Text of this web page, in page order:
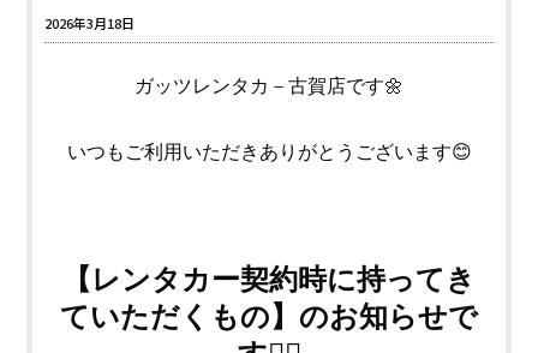
2026年3月18日
ガッツレンタカ－古賀店です🌼
いつもご利用いただきありがとうございます😊
【レンタカー契約時に持ってき
ていただくもの】のお知らせで